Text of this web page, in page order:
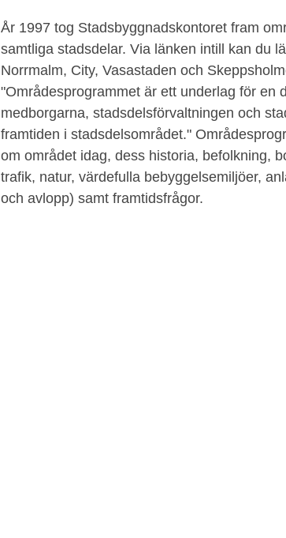
År 1997 tog Stadsbyggnadskontoret fram
samtliga stadsdelar. Via länken intill kan du
Norrmalm, City, Vasastaden och
"Områdesprogrammet är ett underlag för en
medborgarna, stadsdelsförvaltningen och
framtiden i stadsdelsområdet."
om området idag, dess historia, befolkning,
trafik, natur, värdefulla bebyggelsemiljöer,
och avlopp) samt framtidsfrågor.